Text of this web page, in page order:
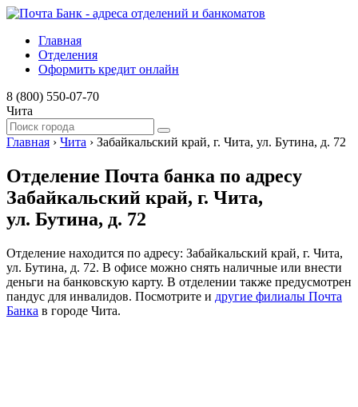
Главная
Отделения
Оформить кредит онлайн
8 (800) 550-07-70
Чита
Главная › Чита › Забайкальский край, г. Чита, ул. Бутина, д. 72
Отделение Почта банка по адресу
Забайкальский край, г. Чита,
ул. Бутина, д. 72
Отделение находится по адресу: Забайкальский край, г. Чита,
ул. Бутина, д. 72. В офисе можно снять наличные или внести
деньги на банковскую карту. В отделении также предусмотрен
пандус для инвалидов. Посмотрите и другие филиалы Почта
Банка в городе Чита.